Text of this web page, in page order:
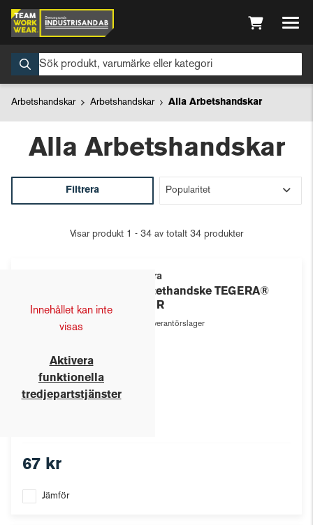
Arbetshandskar Arbetshandskar Alla Arbetshandskar
Alla Arbetshandskar
Filtrera
Visar produkt 1 - 34 av totalt 34 produkter
Innehållet kan inte
visas
Aktivera
funktionella
tredjepartstjänster
Tegera
Syntethandske TEGERA®
8821R
Leverantörslager
67 kr
Jämför